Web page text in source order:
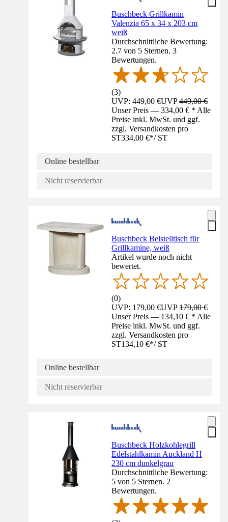
Buschbeck Grillkamin
Valenzia 65 x 34 x 203 cm
weiß
Durchschnittliche Bewertung:
2.7 von 5 Sternen. 3
Bewertungen.
(3)
UVP: 449,00 €UVP449,00 €
Unser Preis — 334,00 € * Alle
Preise inkl. MwSt. und ggf.
zzgl. Versandkosten pro
ST334,00 €*/ ST
Online bestellbar
Nicht reservierbar
Buschbeck Beistelltisch für
Grillkamine, weiß
Artikel wurde noch nicht
bewertet.
(0)
UVP: 179,00 €UVP179,00 €
Unser Preis — 134,10 € * Alle
Preise inkl. MwSt. und ggf.
zzgl. Versandkosten pro
ST134,10 €*/ ST
Online bestellbar
Nicht reservierbar
Buschbeck Holzkohlegrill
Edelstahlkamin Auckland H
230 cm dunkelgrau
Durchschnittliche Bewertung:
5 von 5 Sternen. 2
Bewertungen.